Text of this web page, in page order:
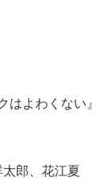
はよわくない』
郎、花江夏